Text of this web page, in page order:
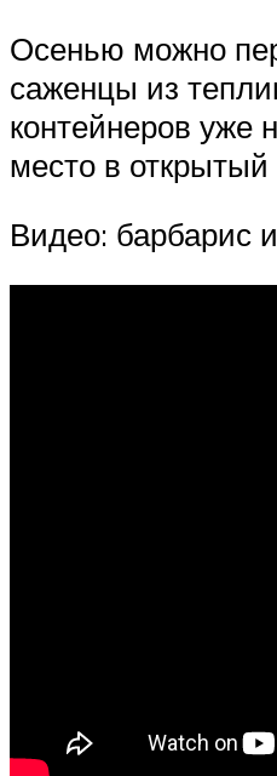
Осенью можно
саженцы из
контейнеров уже
место в открытый
Видео: барбарис